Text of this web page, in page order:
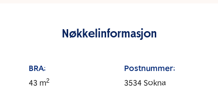
Nøkkelinformasjon
BRA:
43 m2
Postnummer:
3534 Sokna